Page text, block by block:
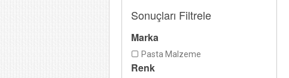
Sonuçları Filtrele
Marka
Pasta Malzeme
Renk